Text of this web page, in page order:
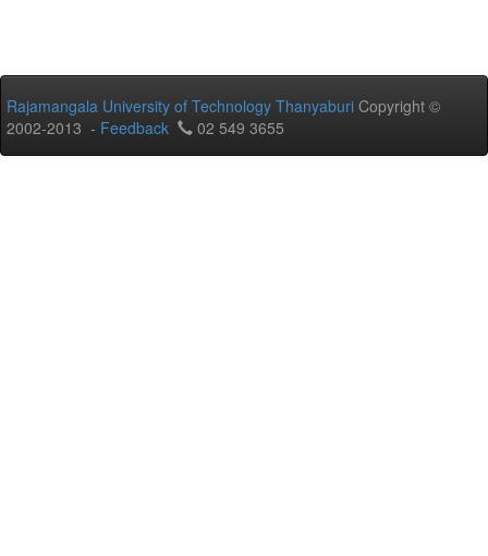
Rajamangala University of Technology Thanyaburi Copyright ©
2002-2013 - Feedback 02 549 3655